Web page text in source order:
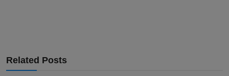
Related Posts